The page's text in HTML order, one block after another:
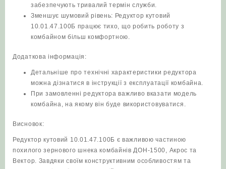
забезпечують тривалий термін служби.
Зменшує шумовий рівень: Редуктор кутовий
10.01.47.100Б працює тихо, що робить роботу з
комбайном більш комфортною.
Додаткова інформація:
Детальніше про технічні характеристики редуктора
можна дізнатися в інструкції з експлуатації комбайна.
При замовленні редуктора важливо вказати модель
комбайна, на якому він буде використовуватися.
Висновок:
Редуктор кутовий 10.01.47.100Б є важливою частиною
похилого зернового шнека комбайнів ДОН-1500, Акрос та
Вектор. Завдяки своїм конструктивним особливостям та